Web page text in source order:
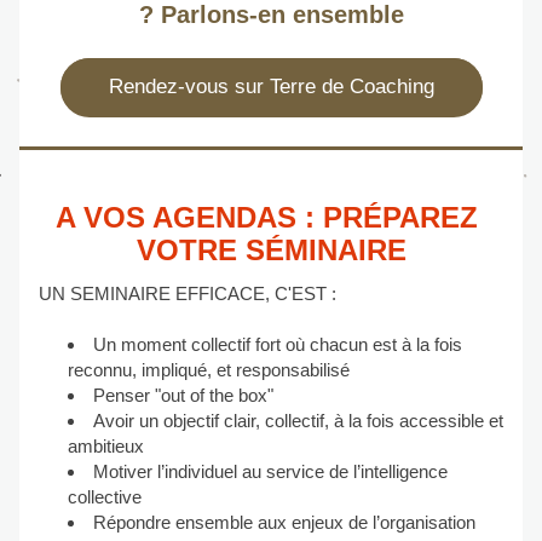
? Parlons-en ensemble
Rendez-vous sur Terre de Coaching
A VOS AGENDAS : PRÉPAREZ
VOTRE SÉMINAIRE
UN SEMINAIRE EFFICACE, C'EST :
Un moment collectif fort où chacun est à la fois
reconnu, impliqué, et responsabilisé
Penser "out of the box"
Avoir un objectif clair, collectif, à la fois accessible et
ambitieux
Motiver l’individuel au service de l’intelligence
collective
Répondre ensemble aux enjeux de l’organisation